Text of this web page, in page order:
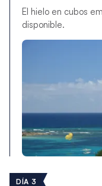
El hielo en cubos
disponible.
DÍA 3